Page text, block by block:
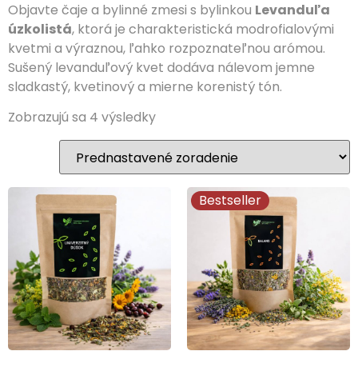
Objavte čaje a bylinné zmesi s bylinkou Levanduľa
úzkolistá, ktorá je charakteristická modrofialovými
kvetmi a výraznou, ľahko rozpoznateľnou arómou.
Sušený levanduľový kvet dodáva nálevom jemne
sladkastý, kvetinový a mierne korenistý tón.
Zobrazujú sa 4 výsledky
Bestseller